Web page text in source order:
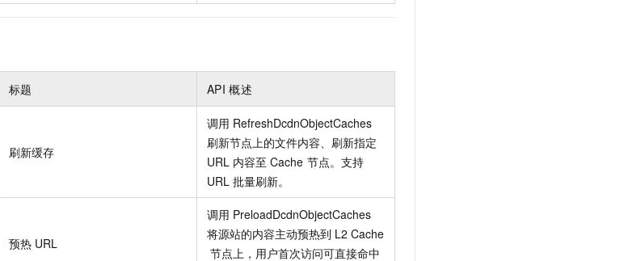
标题 API 概述
刷新缓存
调用 RefreshDcdnObjectCaches
刷新节点上的文件内容、刷新指定
URL 内容至 Cache 节点。支持
URL 批量刷新。
预热 URL
调用 PreloadDcdnObjectCaches
将源站的内容主动预热到 L2 Cache
节点上，用户首次访问可直接命中